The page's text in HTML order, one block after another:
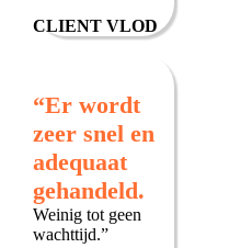
CLIENT VLOD
“Er wordt
zeer snel en
adequaat
gehandeld.
Weinig tot geen
wachttijd.”